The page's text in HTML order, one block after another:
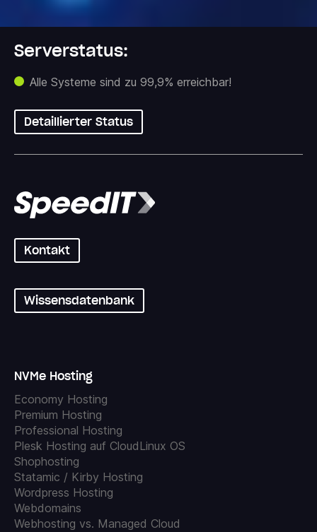
Serverstatus:
Alle Systeme sind zu 99,9% erreichbar!
Detaillierter Status
Kontakt
Wissensdatenbank
NVMe Hosting
Economy Hosting
Premium Hosting
Professional Hosting
Plesk Hosting auf CloudLinux OS
Shophosting
Statamic / Kirby Hosting
Wordpress Hosting
Webdomains
Webhosting vs. Managed Cloud